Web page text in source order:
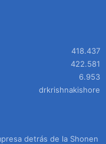
418.437
422.581
6.953
drkrishnakishore
detrás de la Shonen